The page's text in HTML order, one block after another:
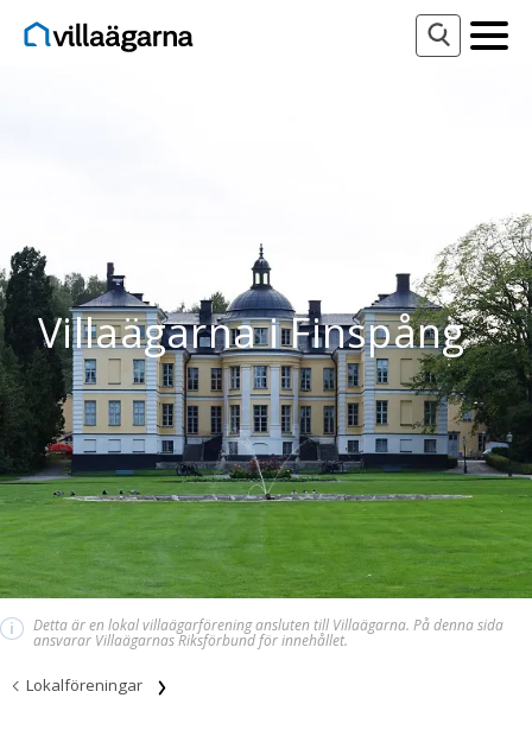
Villaägarna i Finspång
i Detta är en lokal villaägarförening ansluten till Villaägarna. På denna sida
ansvarar Villaägarnas Riksförbund för innehållet.
Lokalföreningar